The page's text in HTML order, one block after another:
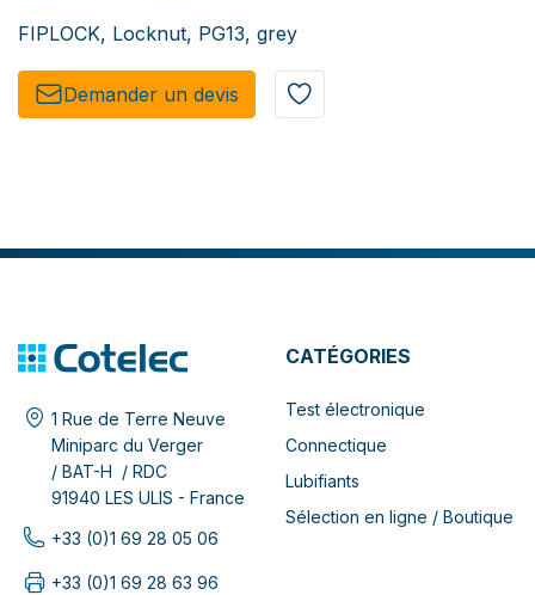
FIPLOCK, Locknut, PG13, grey
Demander un de​​vis​​
1 Rue de Terre Neuve
Miniparc du Verger
/ BAT-H / RDC
91940 LES ULIS - France
+33 (0)1 69 28 05 06
+33 (0)1 69 28 63 96
CATÉGORIES
Test électronique
Connectique
Lubifiants
Sélection en ligne / Boutique